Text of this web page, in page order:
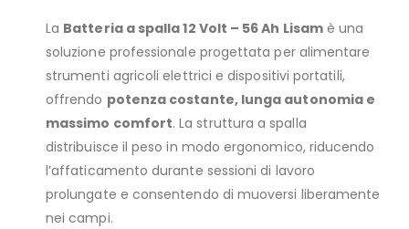
La Batteria a spalla 12 Volt – 56 Ah Lisamè una
soluzione professionale progettata per alimentare
strumenti agricoli elettrici e dispositivi portatili,
offrendo potenza costante, lunga autonomia e
massimo comfort. La struttura a spalla
distribuisce il peso in modo ergonomico, riducendo
l’affaticamento durante sessioni di lavoro
prolungate e consentendo di muoversi liberamente
nei campi.